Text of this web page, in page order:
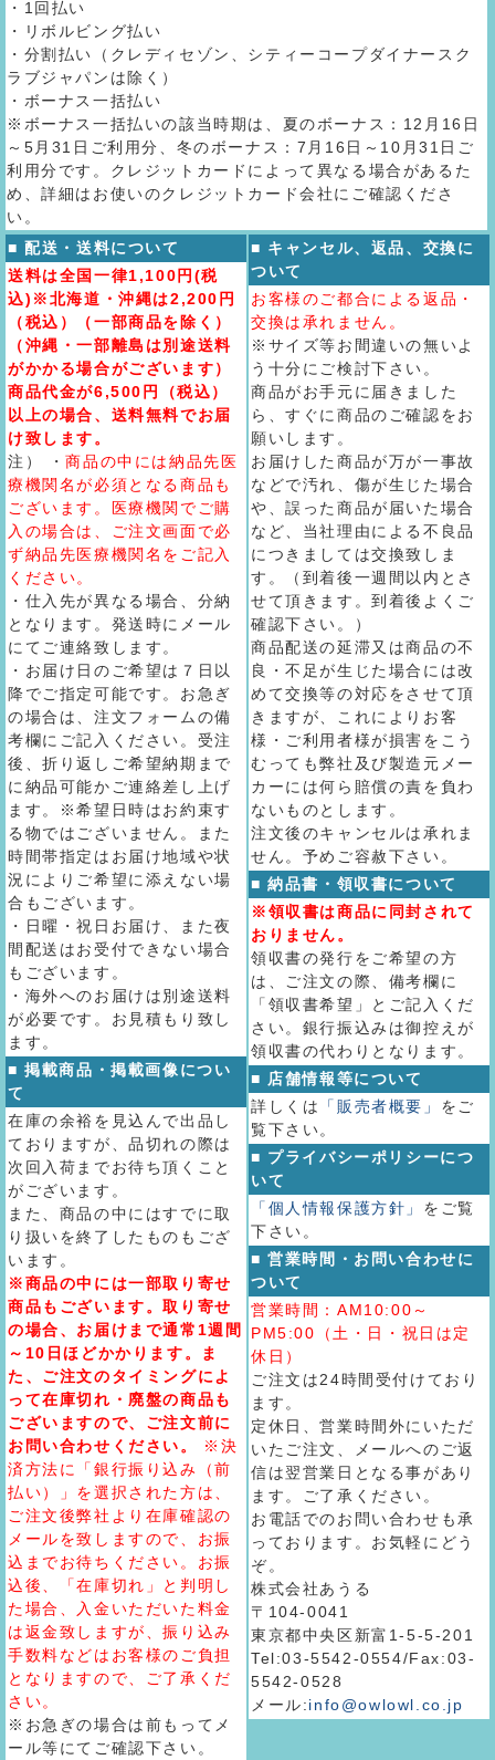
・1回払い
・リボルビング払い
・分割払い（クレディセゾン、シティーコープダイナースク
ラブジャパンは除く）
・ボーナス一括払い
※ボーナス一括払いの該当時期は、夏のボーナス：12月16日
～5月31日ご利用分、冬のボーナス：7月16日～10月31日ご
利用分です。クレジットカードによって異なる場合があるた
め、詳細はお使いのクレジットカード会社にご確認くださ
い。
■ 配送・送料について
送料は全国一律1,100円(税
込)※北海道・沖縄は2,200円
（税込）（一部商品を除く）
（沖縄・一部離島は別途送料
がかかる場合がございます）
商品代金が6,500円（税込）
以上の場合、送料無料でお届
け致します。
注） ・商品の中には納品先医
療機関名が必須となる商品も
ございます。医療機関でご購
入の場合は、ご注文画面で必
ず納品先医療機関名をご記入
ください。
・仕入先が異なる場合、分納
となります。発送時にメール
にてご連絡致します。
・お届け日のご希望は７日以
降でご指定可能です。お急ぎ
の場合は、注文フォームの備
考欄にご記入ください。受注
後、折り返しご希望納期まで
に納品可能かご連絡差し上げ
ます。※希望日時はお約束す
る物ではございません。また
時間帯指定はお届け地域や状
況によりご希望に添えない場
合もございます。
・日曜・祝日お届け、また夜
間配送はお受付できない場合
もございます。
・海外へのお届けは別途送料
が必要です。お見積もり致し
ます。
■ 掲載商品・掲載画像につい
て
在庫の余裕を見込んで出品し
ておりますが、品切れの際は
次回入荷までお待ち頂くこと
がございます。
また、商品の中にはすでに取
り扱いを終了したものもござ
います。
※商品の中には一部取り寄せ
商品もございます。取り寄せ
の場合、お届けまで通常1週間
～10日ほどかかります。ま
た、ご注文のタイミングによ
って在庫切れ・廃盤の商品も
ございますので、ご注文前に
お問い合わせください。
※決
済方法に「銀行振り込み（前
払い）」を選択された方は、
ご注文後弊社より在庫確認の
メールを致しますので、お振
込までお待ちください。お振
込後、「在庫切れ」と判明し
た場合、入金いただいた料金
は返金致しますが、振り込み
手数料などはお客様のご負担
となりますので、ご了承くだ
さい。
※お急ぎの場合は前もってメ
ール等にてご確認下さい。
■ キャンセル、返品、交換に
ついて
お客様のご都合による返品・
交換は承れません。
※サイズ等お間違いの無いよ
う十分にご検討下さい。
商品がお手元に届きました
ら、すぐに商品のご確認をお
願いします。
お届けした商品が万が一事故
などで汚れ、傷が生じた場合
や、誤った商品が届いた場合
など、当社理由による不良品
につきましては交換致しま
す。（到着後一週間以内とさ
せて頂きます。到着後よくご
確認下さい。）
商品配送の延滞又は商品の不
良・不足が生じた場合には改
めて交換等の対応をさせて頂
きますが、これによりお客
様・ご利用者様が損害をこう
むっても弊社及び製造元メー
カーには何ら賠償の責を負わ
ないものとします。
注文後のキャンセルは承れま
せん。予めご容赦下さい。
■ 納品書・領収書について
※領収書は商品に同封されて
おりません。
領収書の発行をご希望の方
は、ご注文の際、備考欄に
「領収書希望」とご記入くだ
さい。銀行振込みは御控えが
領収書の代わりとなります。
■ 店舗情報等について
詳しくは
「販売者概要」 をご
覧下さい。
■ プライバシーポリシーにつ
いて
「個人情報保護方針」 をご覧
下さい。
■ 営業時間・お問い合わせに
ついて
営業時間：AM10:00～
PM5:00（土・日・祝日は定
休日）
ご注文は24時間受付けており
ます。
定休日、営業時間外にいただ
いたご注文、メールへのご返
信は翌営業日となる事があり
ます。ご了承ください。
お電話でのお問い合わせも承
っております。お気軽にどう
ぞ。
株式会社あうる
〒104-0041
東京都中央区新富1-5-5-201
Tel:03-5542-0554/Fax:03-
5542-0528
メール:info@owlowl.co.jp